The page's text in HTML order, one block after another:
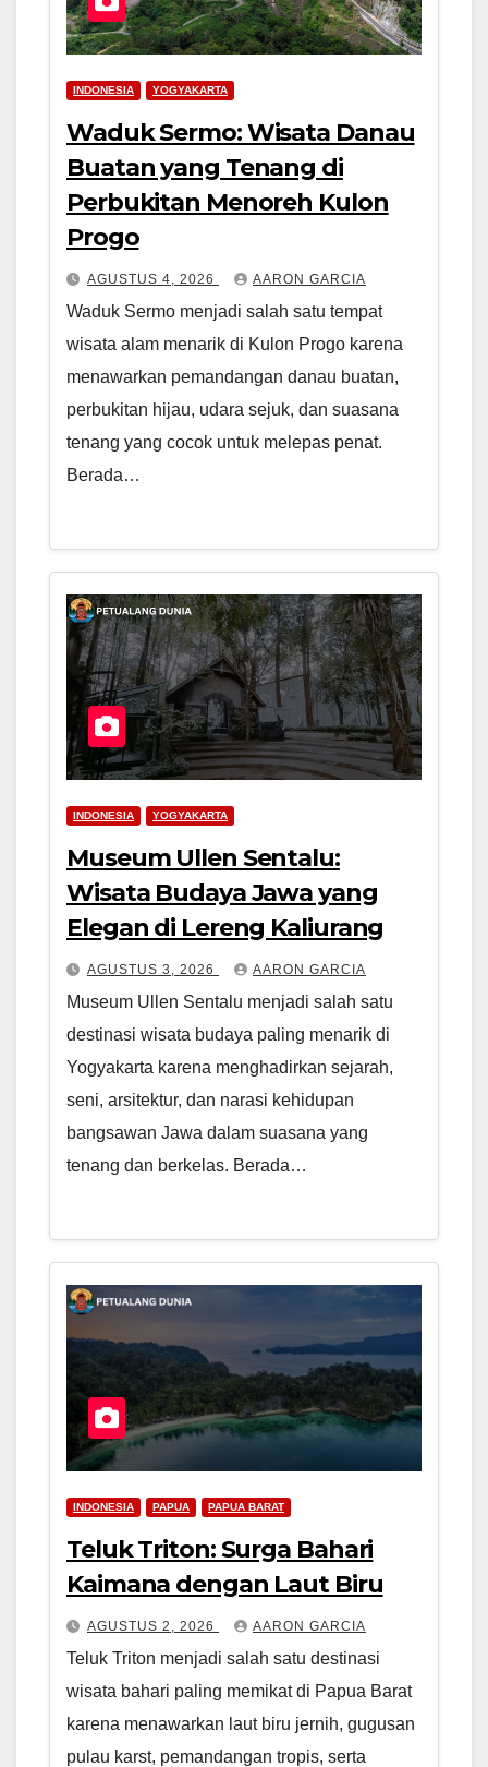
INDONESIA YOGYAKARTA
Waduk Sermo: Wisata Danau
Buatan yang Tenang di
Perbukitan Menoreh Kulon
Progo
AGUSTUS 4, 2026 AARON GARCIA
Waduk Sermo menjadi salah satu tempat
wisata alam menarik di Kulon Progo karena
menawarkan pemandangan danau buatan,
perbukitan hijau, udara sejuk, dan suasana
tenang yang cocok untuk melepas penat.
Berada…
INDONESIA YOGYAKARTA
Museum Ullen Sentalu:
Wisata Budaya Jawa yang
Elegan di Lereng Kaliurang
AGUSTUS 3, 2026 AARON GARCIA
Museum Ullen Sentalu menjadi salah satu
destinasi wisata budaya paling menarik di
Yogyakarta karena menghadirkan sejarah,
seni, arsitektur, dan narasi kehidupan
bangsawan Jawa dalam suasana yang
tenang dan berkelas. Berada…
INDONESIA PAPUA PAPUA BARAT
Teluk Triton: Surga Bahari
Kaimana dengan Laut Biru
AGUSTUS 2, 2026 AARON GARCIA
Teluk Triton menjadi salah satu destinasi
wisata bahari paling memikat di Papua Barat
karena menawarkan laut biru jernih, gugusan
pulau karst, pemandangan tropis, serta